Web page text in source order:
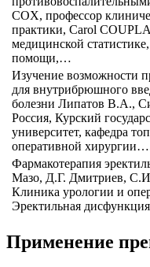
COX, профессор
практики, Carol
медицинской
помощи,…
Изучение возможности
для внутрибрюшного
болезни Липатов В.А.,
Россия, Курский
университет, кафедра
оперативной
Фармакотерапия
Мазо, Д.Г. Дмитриев,
Клиника урологии и
Эректильная
Применение